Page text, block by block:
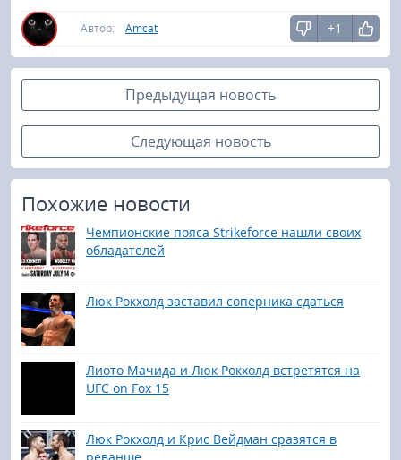
Автор: Amcat +1
Предыдущая новость
Следующая новость
Похожие новости
Чемпионские пояса Strikeforce нашли своих
обладателей
Люк Рокхолд заставил соперника сдаться
Лиото Мачида и Люк Рокхолд встретятся на
UFC on Fox 15
Люк Рокхолд и Крис Вейдман сразятся в